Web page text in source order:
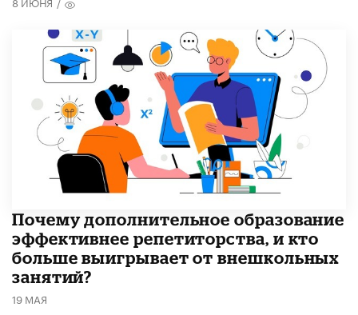
​Почему дополнительное образование
эффективнее репетиторства, и кто
больше выигрывает от внешкольных
занятий?
19 МАЯ